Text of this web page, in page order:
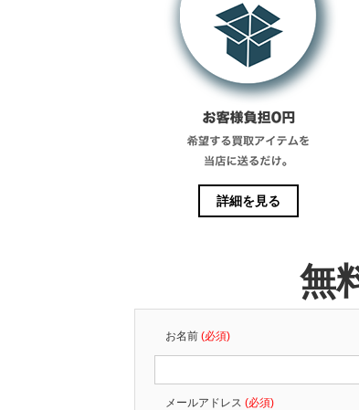
詳細を見る
無
お名前 (必須)
メールアドレス (必須)